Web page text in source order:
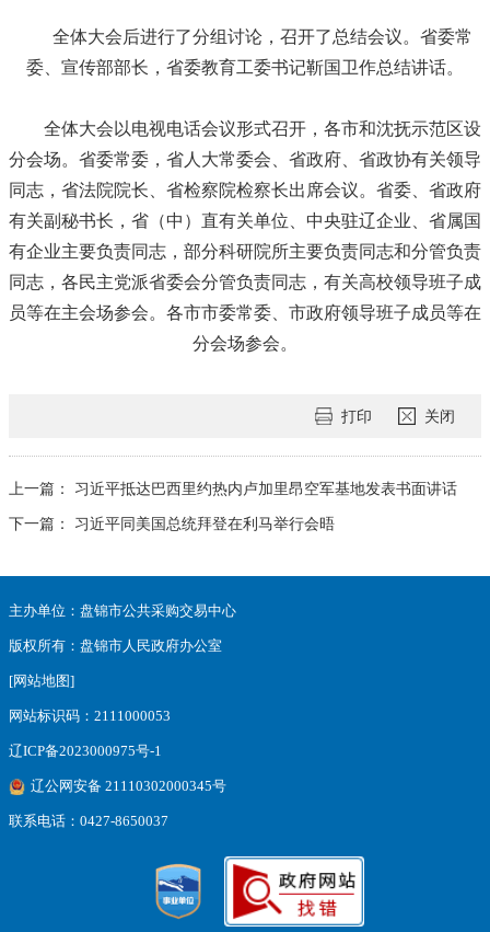
全体大会后进行了分组讨论，召开了总结会议。省委常
委、宣传部部长，省委教育工委书记靳国卫作总结讲话。
全体大会以电视电话会议形式召开，各市和沈抚示范区设
分会场。省委常委，省人大常委会、省政府、省政协有关领导
同志，省法院院长、省检察院检察长出席会议。省委、省政府
有关副秘书长，省（中）直有关单位、中央驻辽企业、省属国
有企业主要负责同志，部分科研院所主要负责同志和分管负责
同志，各民主党派省委会分管负责同志，有关高校领导班子成
员等在主会场参会。各市市委常委、市政府领导班子成员等在
分会场参会。
打印 关闭
上一篇：
习近平抵达巴西里约热内卢加里昂空军基地发表书面讲话
下一篇：
习近平同美国总统拜登在利马举行会晤
主办单位：盘锦市公共采购交易中心
版权所有：盘锦市人民政府办公室
[网站地图]
网站标识码：2111000053
辽ICP备2023000975号-1
辽公网安备 21110302000345号
联系电话：0427-8650037